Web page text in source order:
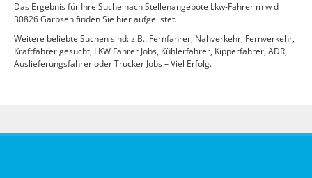
Das Ergebnis für Ihre Suche nach Stellenangebote Lkw-Fahrer m w d
30826 Garbsen finden Sie hier aufgelistet.
Weitere beliebte Suchen sind: z.B.: Fernfahrer, Nahverkehr, Fernverkehr,
Kraftfahrer gesucht, LKW Fahrer Jobs, Kühlerfahrer, Kipperfahrer, ADR,
Auslieferungsfahrer oder Trucker Jobs – Viel Erfolg.